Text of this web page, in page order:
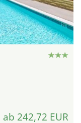
ab 242,72 EUR